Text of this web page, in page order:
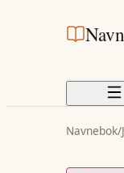
Navnebok/